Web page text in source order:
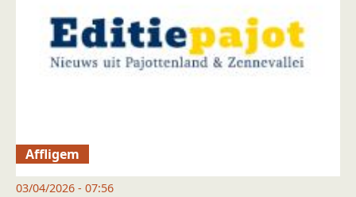
Affligem
03/04/2026 - 07:56